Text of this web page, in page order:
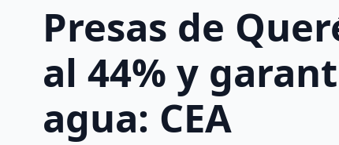
Presas de
al 44% y
agua: CEA